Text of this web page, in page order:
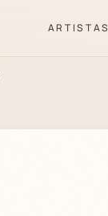
ARTISTAS